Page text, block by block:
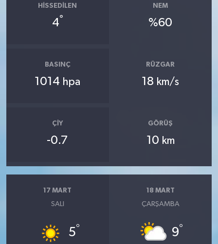
HISSEDILEN
4°
NEM
%60
BASINÇ
1014 hpa
RÜZGAR
18 km/s
ÇIY
-0.7
GÖRÜŞ
10 km
17 MART
SALI
5°
18 MART
ÇARŞAMBA
9°